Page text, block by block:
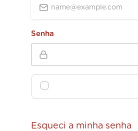
Senha
Esqueci a minha senha